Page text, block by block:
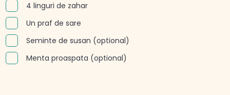
4 linguri de zahar
Un praf de sare
Seminte de susan (optional)
Menta proaspata (optional)